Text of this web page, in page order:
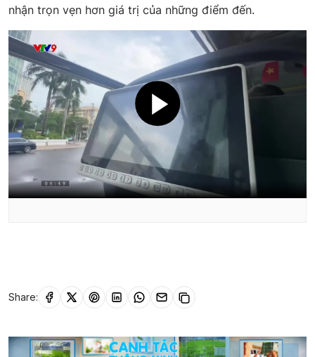
nhận trọn vẹn hơn giá trị của những điểm đến.
Share: